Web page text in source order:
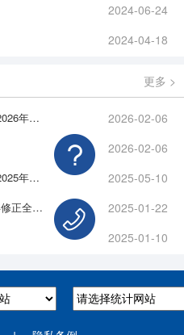
2024-06-24
2024-04-18
更多 >
中国医药统计网用户手册（更新至2026年1月） 2026-02-06
2026-02-06
中国医药统计网用户手册（更新至2025年5月） 2025-05-10
《中华人民共和国统计法》(2024年修正全文) 2025-01-22
2025-01-10